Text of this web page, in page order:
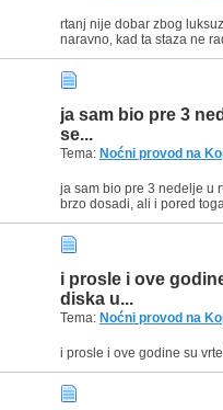
naravno, kad ta staza ne
ja sam bio pre 3
se...
Tema: Noćni provod na
brzo dosadi, ali i pored
i prosle i ove
diska u...
Tema: Noćni provod na
i prosle i ove godine su